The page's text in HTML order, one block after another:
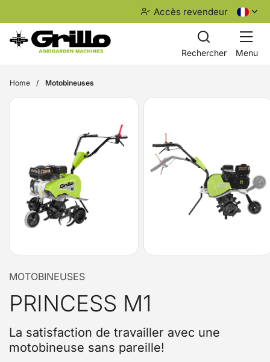
Accès revendeur
Rechercher Menu
Home Motobineuses
MOTOBINEUSES
PRINCESS M1
La satisfaction de travailler avec une
motobineuse sans pareille!